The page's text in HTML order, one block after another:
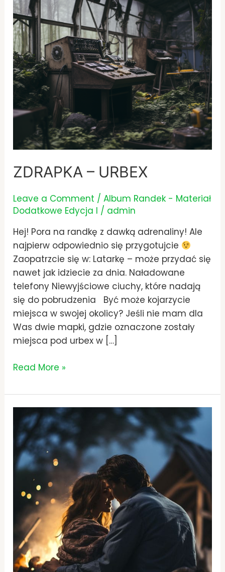
ZDRAPKA – URBEX
Leave a Comment /Album Randek - Materiał
Dodatkowe Edycja I / admin
Hej! Pora na randkę z dawką adrenaliny! Ale
najpierw odpowiednio się przygotujcie
Zaopatrzcie się w: Latarkę – może przydać się
nawet jak idziecie za dnia. Naładowane
telefony Niewyjściowe ciuchy, które nadają
się do pobrudzenia Być może kojarzycie
miejsca w swojej okolicy? Jeśli nie mam dla
Was dwie mapki, gdzie oznaczone zostały
miejsca pod urbex w […]
Read More »
Miejsca
na
Randkę
w
Każdym
Mieście
TOP